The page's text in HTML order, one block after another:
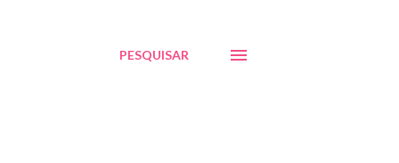
PESQUISAR